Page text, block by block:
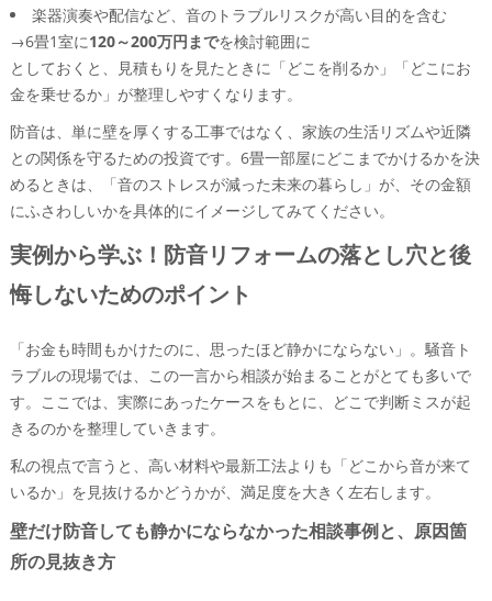
楽器演奏や配信など、音のトラブルリスクが高い目的を含む
→6畳1室に120～200万円までを検討範囲に
としておくと、見積もりを見たときに「どこを削るか」「どこにお
金を乗せるか」が整理しやすくなります。
防音は、単に壁を厚くする工事ではなく、家族の生活リズムや近隣
との関係を守るための投資です。6畳一部屋にどこまでかけるかを決
めるときは、「音のストレスが減った未来の暮らし」が、その金額
にふさわしいかを具体的にイメージしてみてください。
実例から学ぶ！防音リフォームの落とし穴と後
悔しないためのポイント
「お金も時間もかけたのに、思ったほど静かにならない」。騒音ト
ラブルの現場では、この一言から相談が始まることがとても多いで
す。ここでは、実際にあったケースをもとに、どこで判断ミスが起
きるのかを整理していきます。
私の視点で言うと、高い材料や最新工法よりも「どこから音が来て
いるか」を見抜けるかどうかが、満足度を大きく左右します。
壁だけ防音しても静かにならなかった相談事例と、原因箇
所の見抜き方